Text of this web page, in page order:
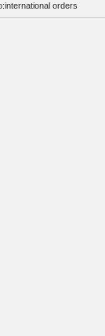
orders